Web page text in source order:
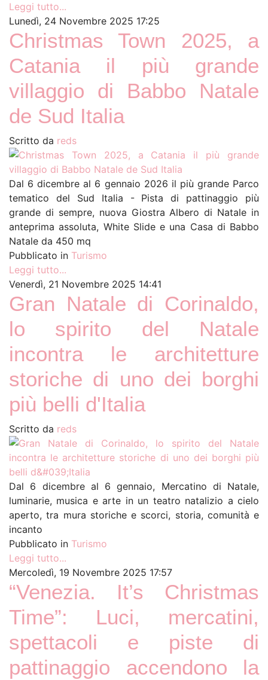
Leggi tutto...
Lunedì, 24 Novembre 2025 17:25
Christmas Town 2025, a
Catania il più grande
villaggio di Babbo Natale
de Sud Italia
Scritto da reds
Dal 6 dicembre al 6 gennaio 2026 il più grande Parco
tematico del Sud Italia - Pista di pattinaggio più
grande di sempre, nuova Giostra Albero di Natale in
anteprima assoluta, White Slide e una Casa di Babbo
Natale da 450 mq
Pubblicato in Turismo
Leggi tutto...
Venerdì, 21 Novembre 2025 14:41
Gran Natale di Corinaldo,
lo spirito del Natale
incontra le architetture
storiche di uno dei borghi
più belli d'Italia
Scritto da reds
Dal 6 dicembre al 6 gennaio, Mercatino di Natale,
luminarie, musica e arte in un teatro natalizio a cielo
aperto, tra mura storiche e scorci, storia, comunità e
incanto
Pubblicato in Turismo
Leggi tutto...
Mercoledì, 19 Novembre 2025 17:57
“Venezia. It’s Christmas
Time”: Luci, mercatini,
spettacoli e piste di
pattinaggio accendono la